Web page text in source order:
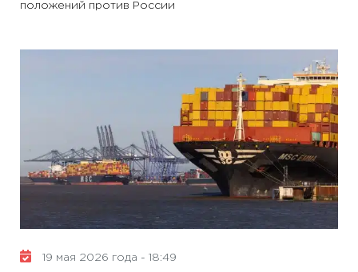
положений против России
19 мая 2026 года - 18:49